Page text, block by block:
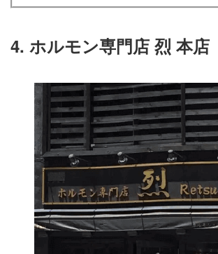
4. ホルモン専門店 烈 本店